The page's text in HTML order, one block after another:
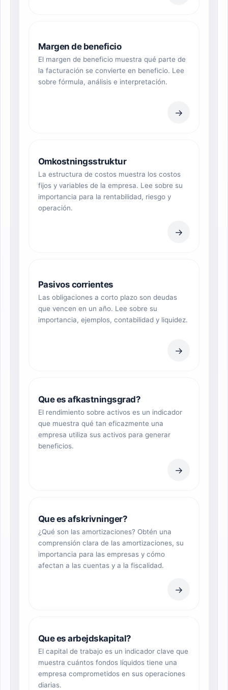
Margen de beneficio
El margen de beneficio muestra qué parte de
la facturación se convierte en beneficio. Lee
sobre fórmula, análisis e interpretación.
→
Omkostningsstruktur
La estructura de costos muestra los costos
fijos y variables de la empresa. Lee sobre su
importancia para la rentabilidad, riesgo y
operación.
→
Pasivos corrientes
Las obligaciones a corto plazo son deudas
que vencen en un año. Lee sobre su
importancia, ejemplos, contabilidad y liquidez.
→
Que es afkastningsgrad?
El rendimiento sobre activos es un indicador
que muestra qué tan eficazmente una
empresa utiliza sus activos para generar
beneficios.
→
Que es afskrivninger?
¿Qué son las amortizaciones? Obtén una
comprensión clara de las amortizaciones, su
importancia para las empresas y cómo
afectan a las cuentas y a la fiscalidad.
→
Que es arbejdskapital?
El capital de trabajo es un indicador clave que
muestra cuántos fondos líquidos tiene una
empresa comprometidos en sus operaciones
diarias.